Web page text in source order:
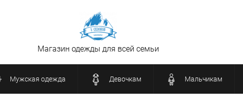
Магазин одежды для всей семьи
Мужская одежда Девочкам Мальчикам